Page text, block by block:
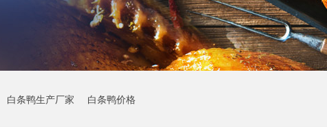
白条鸭生产厂家 白条鸭价格